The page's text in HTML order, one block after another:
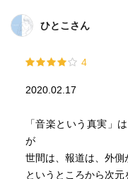
ひとこさん
4
2020.02.17
「音楽という真実」
が
世間は、報道は、外側
というところから次元